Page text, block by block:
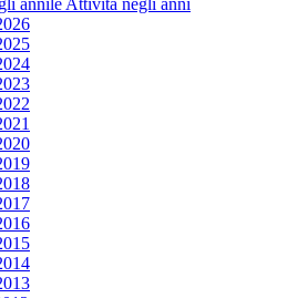
annile Attività negli anni